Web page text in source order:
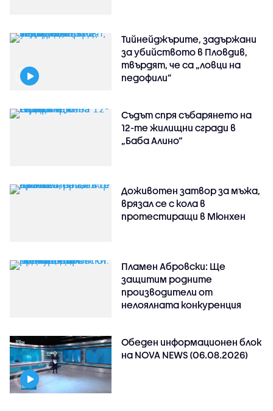
Тийнейджърите, задържани
за убийството в Пловдив,
твърдят, че са „ловци на
педофили”
Съдът спря събарянето на
12-те жилищни сгради в
„Баба Алино“
Доживотен затвор за мъжа,
врязал се с кола в
протестиращи в Мюнхен
Пламен Абровски: Ще
защитим родните
производители от
нелоялната конкуренция
Обеден информационен блок
на NOVA NEWS (06.08.2026)